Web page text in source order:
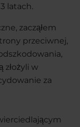
latach.
zacząłem
przeciwnej,
złożyli w
za